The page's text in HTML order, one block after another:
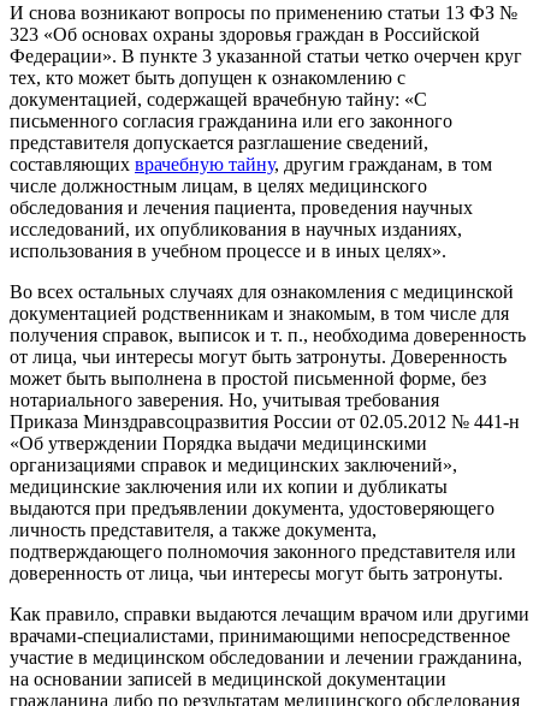
И снова возникают вопросы по применению статьи 13 ФЗ №
323 «Об основах охраны здоровья граждан в Российской
Федерации». В пункте 3 указанной статьи четко очерчен круг
тех, кто может быть допущен к ознакомлению с
документацией, содержащей врачебную тайну: «С
письменного согласия гражданина или его законного
представителя допускается разглашение сведений,
составляющих врачебную тайну, другим гражданам, в том
числе должностным лицам, в целях медицинского
обследования и лечения пациента, проведения научных
исследований, их опубликования в научных изданиях,
использования в учебном процессе и в иных целях».
Во всех остальных случаях для ознакомления с медицинской
документацией родственникам и знакомым, в том числе для
получения справок, выписок и т. п., необходима доверенность
от лица, чьи интересы могут быть затронуты. Доверенность
может быть выполнена в простой письменной форме, без
нотариального заверения. Но, учитывая требования
Приказа Минздравсоцразвития России от 02.05.2012 № 441-н
«Об утверждении Порядка выдачи медицинскими
организациями справок и медицинских заключений»,
медицинские заключения или их копии и дубликаты
выдаются при предъявлении документа, удостоверяющего
личность представителя, а также документа,
подтверждающего полномочия законного представителя или
доверенность от лица, чьи интересы могут быть затронуты.
Как правило, справки выдаются лечащим врачом или другими
врачами-специалистами, принимающими непосредственное
участие в медицинском обследовании и лечении гражданина,
на основании записей в медицинской документации
гражданина либо по результатам медицинского обследования